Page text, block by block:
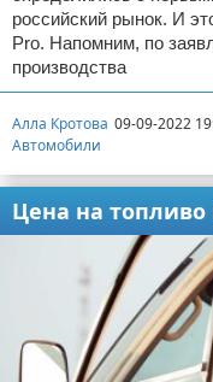
российский рынок. И
Pro. Напомним, по
производства
Алла Кротова 09-09-2022
Автомобили
Цена на